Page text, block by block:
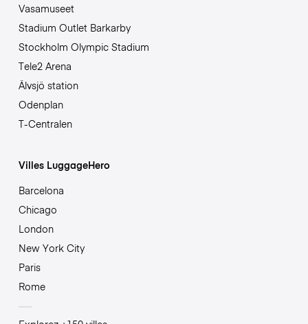
Vasamuseet
Stadium Outlet Barkarby
Stockholm Olympic Stadium
Tele2 Arena
Älvsjö station
Odenplan
T-Centralen
Villes LuggageHero
Barcelona
Chicago
London
New York City
Paris
Rome